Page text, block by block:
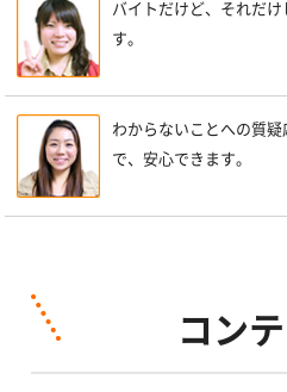
バイトだけど、それだ
す。
わからないことへの質
で、安心できます。
コン